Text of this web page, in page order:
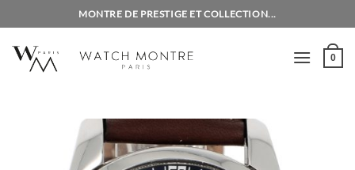
au
contenu
MONTRE DE PRESTIGE ET COLLECTION...
0